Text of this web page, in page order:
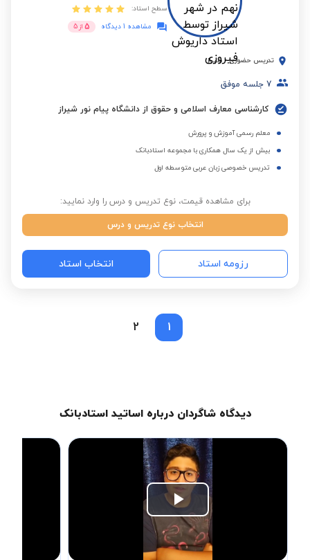
سطح استاد:
مشاهده 1 دیدگاه
5 از 5
تدریس حضوری - شیراز
7 جلسه موفق
کارشناسی معارف اسلامی و حقوق از دانشگاه پیام نور شیراز
معلم رسمی آموزش و پرورش
بیش از یک سال همکاری با مجموعه استادبانک
تدریس خصوصی زبان عربی متوسطه اول
برای مشاهده قیمت، نوع تدریس و درس را وارد نمایید:
انتخاب نوع تدریس و درس
رزومه استاد انتخاب استاد
1
2
دیدگاه شاگردان درباره اساتید استادبانک
Play
Video